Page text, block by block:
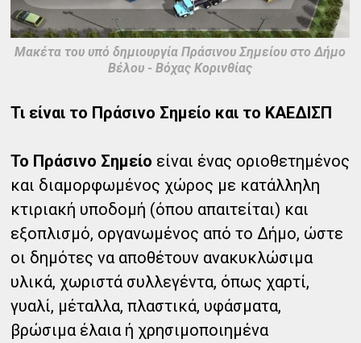
Μακέτα του υπό δημιουργία Πράσινου Σημείου στο Δήμο
Βέλου - Βόχας Κορινθίας
Τι είναι το Πράσινο Σημείο και το ΚΑΕΔΙΣΠ
To Πράσινο Σημείο είναι ένας οριοθετημένος
και διαμορφωμένος χώρος με κατάλληλη
κτιριακή υποδομή (όπου απαιτείται) και
εξοπλισμό, οργανωμένος από το Δήμο, ώστε
οι δημότες να αποθέτουν ανακυκλώσιμα
υλικά, χωριστά συλλεγέντα, όπως χαρτί,
γυαλί, μέταλλα, πλαστικά, υφάσματα,
βρώσιμα έλαια ή χρησιμοποιημένα